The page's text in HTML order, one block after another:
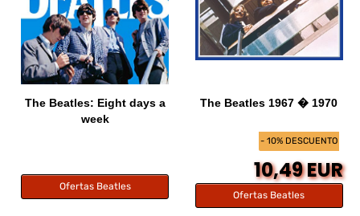
The Beatles: Eight days a
week
Ofertas Beatles
- 10% DESCUENTO
The Beatles 1967 � 1970
10,49 EUR
Ofertas Beatles